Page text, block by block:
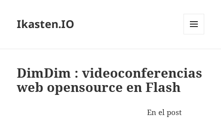
Ikasten.IO
DimDim : videoconferencias
web opensource en Flash
En el post